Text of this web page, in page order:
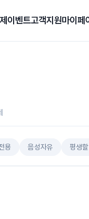
이벤트고객지원마이페
용 음성자유 평생